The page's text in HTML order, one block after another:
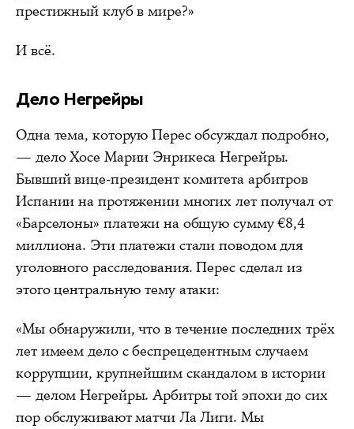
престижный клуб в мире?»
И всё.
Дело Негрейры
Одна тема, которую Перес обсуждал подробно,
— дело Хосе Марии Энрикеса Негрейры.
Бывший вице-президент комитета арбитров
Испании на протяжении многих лет получал от
«Барселоны» платежи на общую сумму €8,4
миллиона. Эти платежи стали поводом для
уголовного расследования. Перес сделал из
этого центральную тему атаки:
«Мы обнаружили, что в течение последних трёх
лет имеем дело с беспрецедентным случаем
коррупции, крупнейшим скандалом в истории
— делом Негрейры. Арбитры той эпохи до сих
пор обслуживают матчи Ла Лиги. Мы